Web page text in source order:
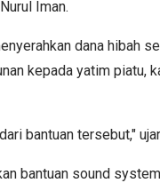
Iman.
dana hibah
kepada yatim piatu,
bantuan tersebut,"
bantuan sound